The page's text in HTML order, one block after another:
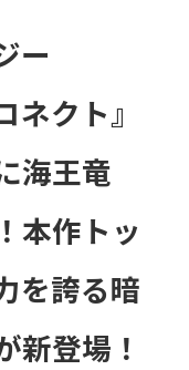
ー
ネクト』
海王竜
本作トッ
を誇る暗
新登場！